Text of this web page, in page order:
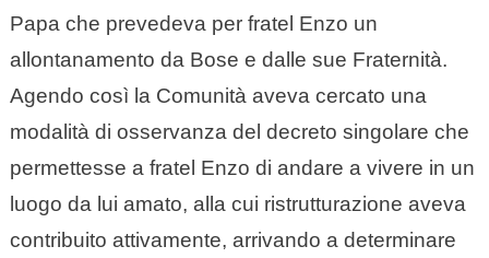
Papa che prevedeva per fratel Enzo un
allontanamento da Bose e dalle sue Fraternità.
Agendo così la Comunità aveva cercato una
modalità di osservanza del decreto singolare che
permettesse a fratel Enzo di andare a vivere in un
luogo da lui amato, alla cui ristrutturazione aveva
contribuito attivamente, arrivando a determinare